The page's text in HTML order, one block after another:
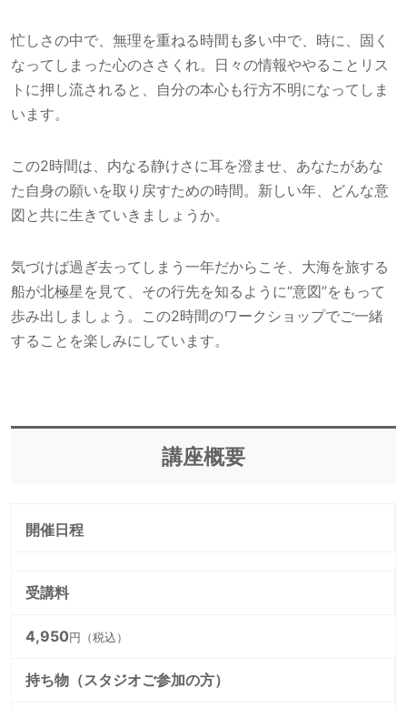
忙しさの中で、無理を重ねる時間も多い中で、時に、固く
なってしまった心のささくれ。日々の情報ややることリス
トに押し流されると、自分の本心も行方不明になってしま
います。
この2時間は、内なる静けさに耳を澄ませ、あなたがあな
た自身の願いを取り戻すための時間。新しい年、どんな意
図と共に生きていきましょうか。
気づけば過ぎ去ってしまう一年だからこそ、大海を旅する
船が北極星を見て、その行先を知るように“意図”をもって
歩み出しましょう。この2時間のワークショップでご一緒
することを楽しみにしています。
講座概要
開催日程
受講料
4,950円（税込）
持ち物（スタジオご参加の方）